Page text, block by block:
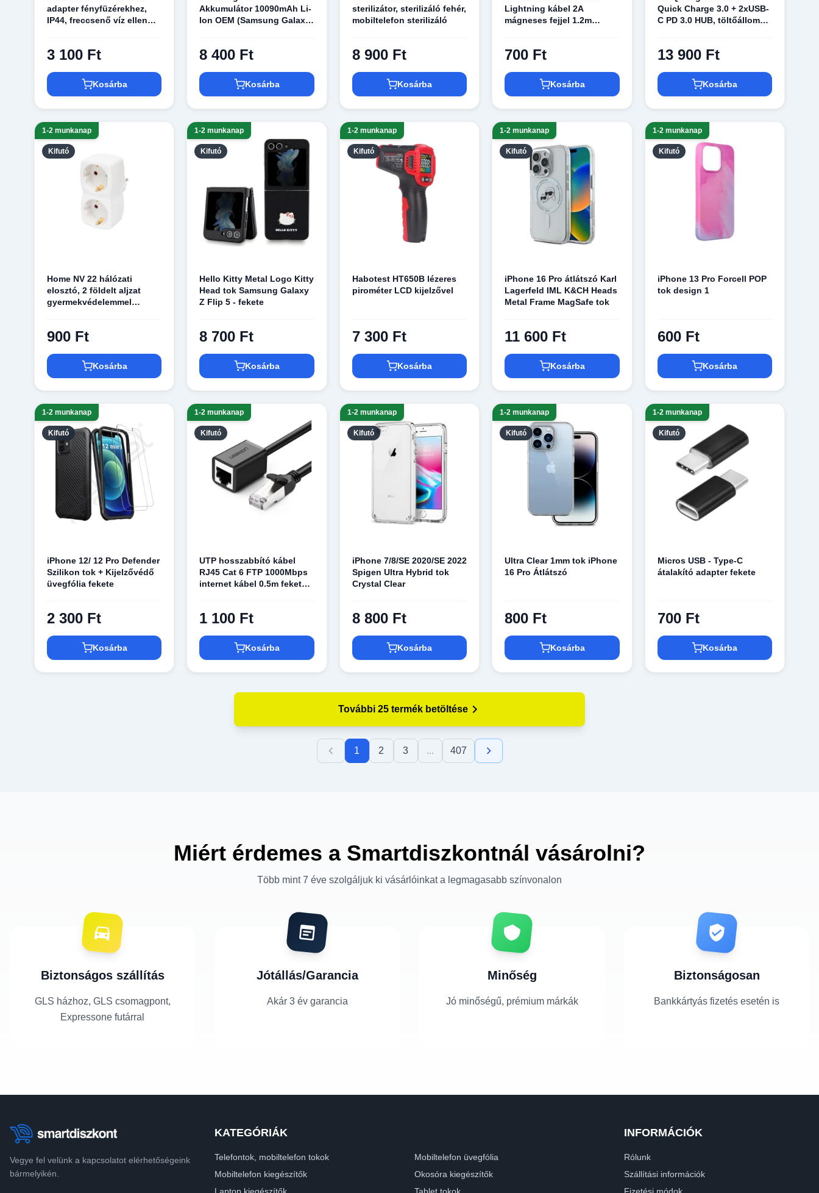
adapter fényfüzérekhez,
IP44, freccsenő víz ellen
3 100 Ft
Kosárba
Akkumulátor 10090mAh Li-
Ion OEM (Samsung Galaxy
8 400 Ft
Kosárba
sterilizátor, sterilizáló fehér,
mobiltelefon sterilizáló
8 900 Ft
Kosárba
Lightning kábel 2A
mágneses fejjel 1.2m
700 Ft
Kosárba
Quick Charge 3.0 + 2xUSB-
C PD 3.0 HUB, töltőállomás
13 900 Ft
Kosárba
Kifutó
1-2 munkanap
Home NV 22 hálózati
elosztó, 2 földelt aljzat
gyermekvédelemmel
900 Ft
Kosárba
Kifutó
1-2 munkanap
Hello Kitty Metal Logo Kitty
Head tok Samsung Galaxy
Z Flip 5 - fekete
8 700 Ft
Kosárba
Kifutó
1-2 munkanap
Habotest HT650B lézeres
pirométer LCD kijelzővel
7 300 Ft
Kosárba
Kifutó
1-2 munkanap
iPhone 16 Pro átlátszó Karl
Lagerfeld IML K&CH Heads
Metal Frame MagSafe tok
11 600 Ft
Kosárba
Kifutó
1-2 munkanap
iPhone 13 Pro Forcell POP
tok design 1
600 Ft
Kosárba
Kifutó
1-2 munkanap
iPhone 12/ 12 Pro Defender
Szilikon tok + Kijelzővédő
üvegfólia fekete
2 300 Ft
Kosárba
Kifutó
1-2 munkanap
UTP hosszabbító kábel
RJ45 Cat 6 FTP 1000Mbps
internet kábel 0.5m fekete
1 100 Ft
Kosárba
Kifutó
1-2 munkanap
iPhone 7/8/SE 2020/SE 2022
Spigen Ultra Hybrid tok
Crystal Clear
8 800 Ft
Kosárba
Kifutó
1-2 munkanap
Ultra Clear 1mm tok iPhone
16 Pro Átlátszó
800 Ft
Kosárba
Kifutó
1-2 munkanap
Micros USB - Type-C
átalakító adapter fekete
700 Ft
Kosárba
További 25 termék betöltése
1 2 3 ... 407
Miért érdemes a Smartdiszkontnál vásárolni?
Több mint 7 éve szolgáljuk ki vásárlóinkat a legmagasabb színvonalon
Biztonságos szállítás
GLS házhoz, GLS csomagpont,
Expressone futárral
Jótállás/Garancia
Akár 3 év garancia
Minőség
Jó minőségű, prémium márkák
Biztonságosan
Bankkártyás fizetés esetén is
Vegye fel velünk a kapcsolatot elérhetőségeink
bármelyikén.
KATEGÓRIÁK
Telefontok, mobiltelefon tokok
Mobiltelefon üvegfólia
Mobiltelefon kiegészítők
Okosóra kiegészítők
INFORMÁCIÓK
Rólunk
Szállítási információk